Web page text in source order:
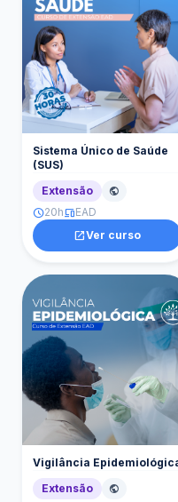
Sistema Único de Saúde
(SUS)
Extensão
public
schedule20hdevicesEAD
open_in_newVer curso
Vigilância
Extensão
public